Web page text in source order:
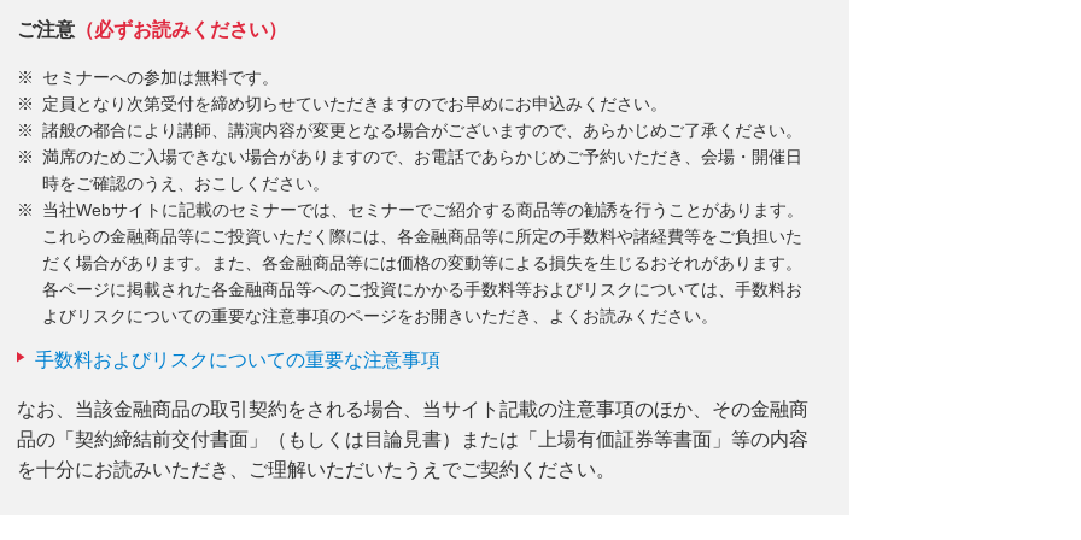
ご注意 （必ずお読みください）
セミナーへの参加は無料です。
定員となり次第受付を締め切らせていただきますのでお早めにお申込みください。
諸般の都合により講師、講演内容が変更となる場合がございますので、あらかじめご了承ください。
満席のためご入場できない場合がありますので、お電話であらかじめご予約いただき、会場・開催日
時をご確認のうえ、おこしください。
当社Webサイトに記載のセミナーでは、セミナーでご紹介する商品等の勧誘を行うことがあります。
これらの金融商品等にご投資いただく際には、各金融商品等に所定の手数料や諸経費等をご負担いた
だく場合があります。また、各金融商品等には価格の変動等による損失を生じるおそれがあります。
各ページに掲載された各金融商品等へのご投資にかかる手数料等およびリスクについては、手数料お
よびリスクについての重要な注意事項のページをお開きいただき、よくお読みください。
手数料およびリスクについての重要な注意事項
なお、当該金融商品の取引契約をされる場合、当サイト記載の注意事項のほか、その金融商
品の「契約締結前交付書面」（もしくは目論見書）または「上場有価証券等書面」等の内容
を十分にお読みいただき、ご理解いただいたうえでご契約ください。